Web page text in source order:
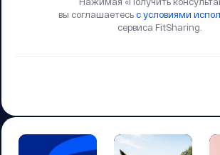
вы соглашаетесьс условиями
сервиса FitSharing.